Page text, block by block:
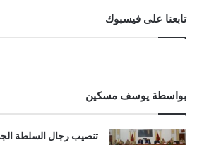
تابعنا على فيسبوك
بواسطة يوسف مسكين
تنصيب رجال السلطة